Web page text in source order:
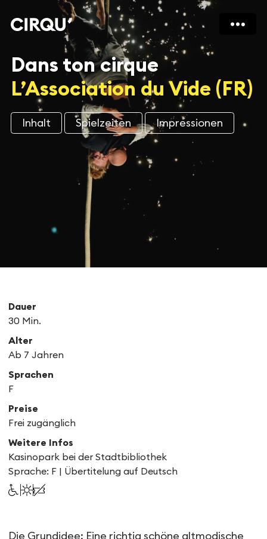
Dans ton cirque
L’Association du Vide (FR)
Inhalt Spielzeiten Impressionen
Die Grundidee: Eine richtig schöne altmodische
Dauer
30 Min.
Alter
Ab 7 Jahren
Sprachen
F
Preise
Frei zugänglich
Weitere Infos
Kasinopark bei der Stadtbibliothek
Sprache: F | Übertitelung auf Deutsch